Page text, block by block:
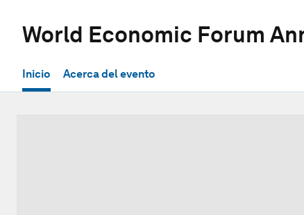
World Economic Forum
Inicio Acerca del evento